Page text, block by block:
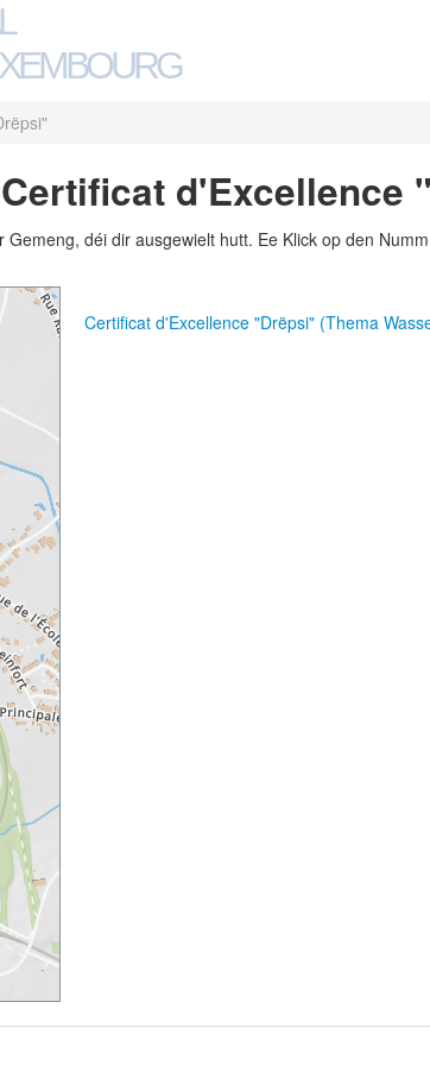
d'Excellence
déi dir ausgewielt hutt. Ee Klick op den
Certificat d'Excellence "Drëpsi" (Thema